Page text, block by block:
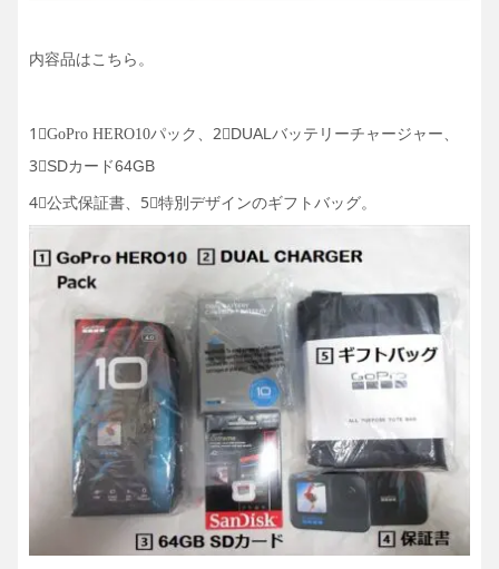
内容品はこちら。
1⃣GoPro HERO10パック、2⃣DUALバッテリーチャージャー、
3⃣SDカード64GB
4⃣公式保証書、5⃣特別デザインのギフトバッグ。